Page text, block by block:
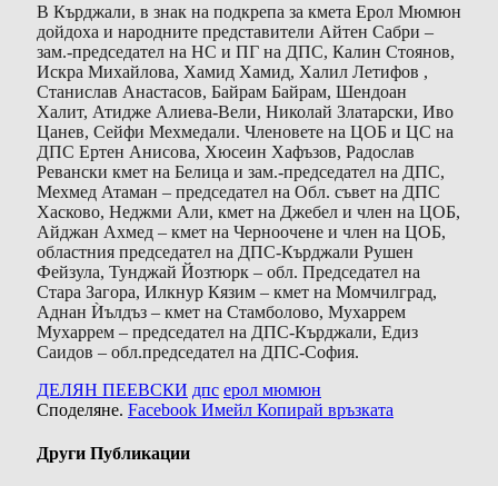
В Кърджали, в знак на подкрепа за кмета Ерол Мюмюн
дойдоха и народните представители Айтен Сабри –
зам.-председател на НС и ПГ на ДПС, Калин Стоянов,
Искра Михайлова, Хамид Хамид, Халил Летифов ,
Станислав Анастасов, Байрам Байрам, Шендоан
Халит, Атидже Алиева-Вели, Николай Златарски, Иво
Цанев, Сейфи Мехмедали. Членовете на ЦОБ и ЦС на
ДПС Ертен Анисова, Хюсеин Хафъзов, Радослав
Ревански кмет на Белица и зам.-председател на ДПС,
Мехмед Атаман – председател на Обл. съвет на ДПС
Хасково, Неджми Али, кмет на Джебел и член на ЦОБ,
Айджан Ахмед – кмет на Черноочене и член на ЦОБ,
областния председател на ДПС-Кърджали Рушен
Фейзула, Тунджай Йозтюрк – обл. Председател на
Стара Загора, Илкнур Кязим – кмет на Момчилград,
Аднан Ѝълдъз – кмет на Стамболово, Мухаррем
Мухаррем – председател на ДПС-Кърджали, Едиз
Саидов – обл.председател на ДПС-София.
ДЕЛЯН ПЕЕВСКИ дпс ерол мюмюн
Споделяне. Facebook Имейл Копирай връзката
Други Публикации